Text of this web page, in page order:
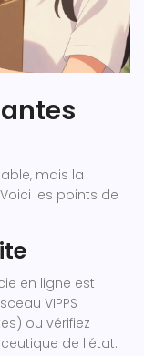
mais la
les points de
en ligne est
VIPPS
ou vérifiez
de l'état.